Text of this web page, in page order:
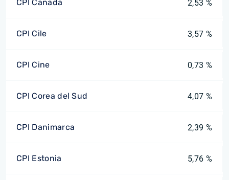
CPI Canada 2,53 %
CPI Cile 3,57 %
CPI Cine 0,73 %
CPI Corea del Sud 4,07 %
CPI Danimarca 2,39 %
CPI Estonia 5,76 %